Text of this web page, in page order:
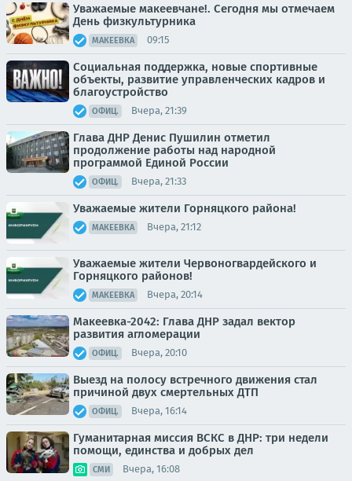
Уважаемые макеевчане!. Сегодня мы отмечаем
День физкультурника
МАКЕЕВКА 09:15
Социальная поддержка, новые спортивные
объекты, развитие управленческих кадров и
благоустройство
ОФИЦ. Вчера, 21:39
Глава ДНР Денис Пушилин отметил
продолжение работы над народной
программой Единой России
ОФИЦ. Вчера, 21:33
Уважаемые жители Горняцкого района!
МАКЕЕВКА Вчера, 21:12
Уважаемые жители Червоногвардейского и
Горняцкого районов!
МАКЕЕВКА Вчера, 20:14
Макеевка-2042: Глава ДНР задал вектор
развития агломерации
ОФИЦ. Вчера, 20:10
Выезд на полосу встречного движения стал
причиной двух смертельных ДТП
ОФИЦ. Вчера, 16:14
Гуманитарная миссия ВСКС в ДНР: три недели
помощи, единства и добрых дел
СМИ Вчера, 16:08